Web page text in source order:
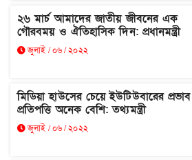
২৬ মার্চ আমাদের জাতীয় জীবনের এক
গৌরবময় ও ঐতিহাসিক দিন: প্রধানমন্ত্রী
জুলাই / ০৬ / ২০২২
মিডিয়া হাউসের চেয়ে ইউটিউবারের প্রভাব
প্রতিপত্তি অনেক বেশি: তথ্যমন্ত্রী
জুলাই / ০৬ / ২০২২